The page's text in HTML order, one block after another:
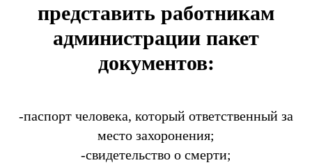
представить работникам
администрации пакет
документов:
-паспорт человека, который ответственный за
место захоронения;
-свидетельство о смерти;